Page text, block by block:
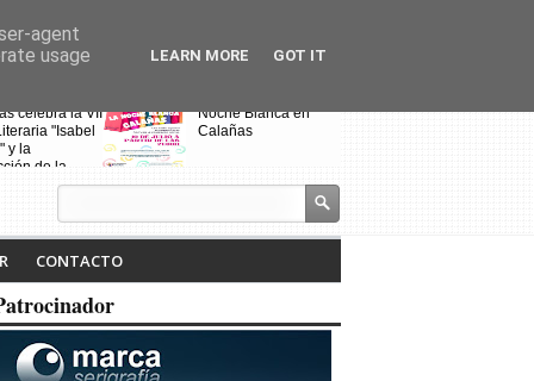
celebra la VII
"Isabel
y la
de la
Noche Blanca en
Calañas
Fin de curso
CONTACTO
agent
usage
LEARN MORE GOT IT